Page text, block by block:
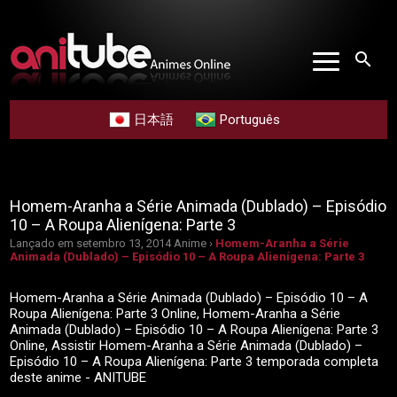
search
日本語 Português
Homem-Aranha a Série Animada (Dublado) – Episódio
10 – A Roupa Alienígena: Parte 3
Lançado em setembro 13, 2014 Anime › Homem-Aranha a Série
Animada (Dublado) – Episódio 10 – A Roupa Alienígena: Parte 3
Homem-Aranha a Série Animada (Dublado) – Episódio 10 – A
Roupa Alienígena: Parte 3 Online, Homem-Aranha a Série
Animada (Dublado) – Episódio 10 – A Roupa Alienígena: Parte 3
Online, Assistir Homem-Aranha a Série Animada (Dublado) –
Episódio 10 – A Roupa Alienígena: Parte 3 temporada completa
deste anime - ANITUBE